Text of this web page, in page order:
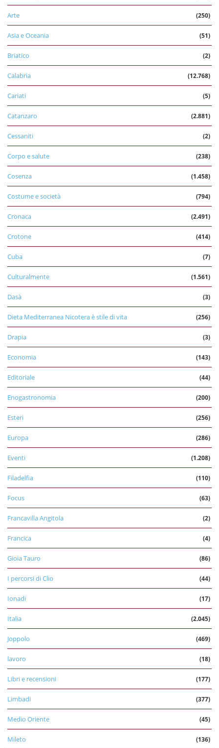
Arte (250)
Asia e Oceania (51)
Briatico (2)
Calabria (12.768)
Cariati (5)
Catanzaro (2.881)
Cessaniti (2)
Corpo e salute (238)
Cosenza (1.458)
Costume e società (794)
Cronaca (2.491)
Crotone (414)
Cuba (7)
Culturalmente (1.561)
Dasà (3)
Dieta Mediterranea Nicotera è stile di vita (256)
Drapia (3)
Economia (143)
Editoriale (44)
Enogastronomia (200)
Esteri (256)
Europa (286)
Eventi (1.208)
Filadelfia (110)
Focus (63)
Francavilla Angitola (2)
Francica (4)
Gioia Tauro (86)
I percorsi di Clio (44)
Ionadi (17)
Italia (2.045)
Joppolo (469)
lavoro (18)
Libri e recensioni (177)
Limbadi (377)
Medio Oriente (45)
Mileto (136)